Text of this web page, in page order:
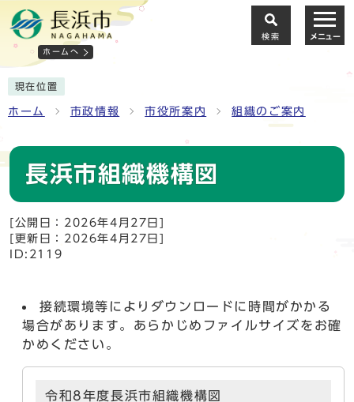
ホームへ
検索 メニュー
現在位置
ホーム 市政情報 市役所案内 組織のご案内
長浜市組織機構図
[公開日：2026年4月27日]
[更新日：2026年4月27日]
ID:2119
接続環境等によりダウンロードに時間がかかる
場合があります。あらかじめファイルサイズをお確
かめください。
令和8年度長浜市組織機構図